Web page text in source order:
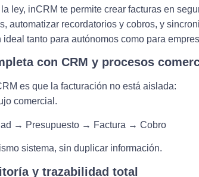
ley, inCRM te permite crear facturas en
automatizar recordatorios y cobros, y
tanto para autónomos como para
con CRM y procesos
es que la facturación no está aislada:
comercial.
→ Presupuesto → Factura → Cobro
sistema, sin duplicar información.
y trazabilidad total